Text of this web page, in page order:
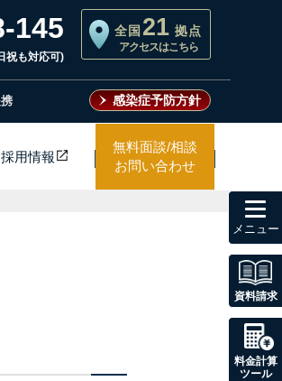
145
祝も対応可)
全国 21 拠点
アクセスはこちら
感染症予防方針
採用情報
無料面談/相談
お問い合わせ
資料請求
料金計算
ツール